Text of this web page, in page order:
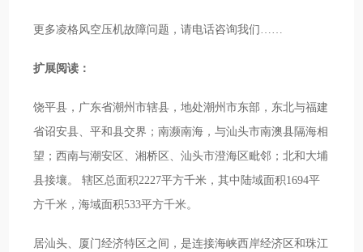
更多凌格风空压机故障问题，请电话咨询我们……
扩展阅读：
饶平县，广东省潮州市辖县，地处潮州市东部，东北与福建
省诏安县、平和县交界；南濒南海，与汕头市南澳县隔海相
望；西南与潮安区、湘桥区、汕头市澄海区毗邻；北和大埔
县接壤。 辖区总面积2227平方千米，其中陆域面积1694平
方千米，海域面积533平方千米。
居汕头、厦门经济特区之间，是连接海峡西岸经济区和珠江